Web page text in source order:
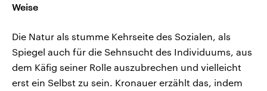
Weise
Die Natur als stumme Kehrseite des Sozialen, als
Spiegel auch für die Sehnsucht des Individuums, aus
dem Käfig seiner Rolle auszubrechen und vielleicht
erst ein Selbst zu sein. Kronauer erzählt das, indem